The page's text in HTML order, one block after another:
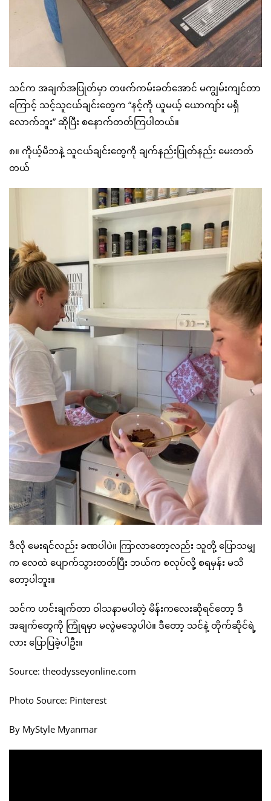
သင်က အချက်အပြုတ်မှာ တဖက်ကမ်းခတ်အောင် မကျွမ်းကျင်တာ
ကြောင့် သင့်သူငယ်ချင်းတွေက “နင့်ကို ယူမယ့် ယောကျာ်း မရှိ
လောက်ဘူး” ဆိုပြီး စနောက်တတ်ကြပါတယ်။
၈။ ကိုယ့်မိဘနဲ့ သူငယ်ချင်းတွေကို ချက်နည်းပြုတ်နည်း မေးတတ်
တယ်
ဒီလို မေးရင်လည်း ခဏပါပဲ။ ကြာလာတော့လည်း သူတို့ ပြောသမျှ
က လေထဲ ပျောက်သွားတတ်ပြီး ဘယ်က စလုပ်လို့ စရမှန်း မသိ
တော့ပါဘူး။
သင်က ဟင်းချက်တာ ဝါသနာမပါတဲ့ မိန်းကလေးဆိုရင်တော့ ဒီ
အချက်တွေကို ကြုံရမှာ မလွဲမသွေပါပဲ။ ဒီတော့ သင်နဲ့ တိုက်ဆိုင်ရဲ့
လား ပြောပြခဲ့ပါဦး။
Source: theodysseyonline.com
Photo Source: Pinterest
By MyStyle Myanmar